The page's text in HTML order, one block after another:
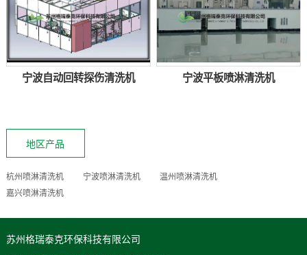
宁波自动回转探伤清洗机 宁波平板喷淋清洗机
地区产品
杭州喷淋清洗机 宁波喷淋清洗机
温州喷淋清洗机
嘉兴喷淋清洗机
苏州格瑞泰克环保科技有限公司